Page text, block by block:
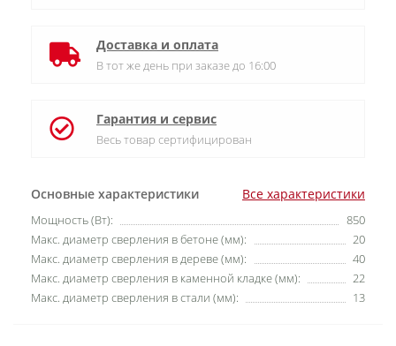
Основные характеристики Все характеристики
Мощность (Вт):
850
Макс. диаметр сверления в бетоне (мм):
20
Макс. диаметр сверления в дереве (мм):
40
Макс. диаметр сверления в каменной кладке (мм):
22
Макс. диаметр сверления в стали (мм):
13
Доставка и оплата
В тот же день при заказе до 16:00
Гарантия и сервис
Весь товар сертифицирован